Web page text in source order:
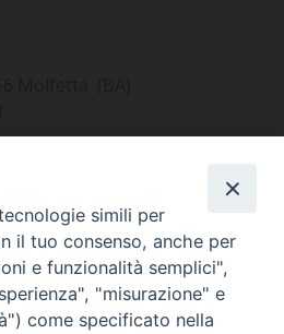
Molfetta (BA)
simili per
il tuo consenso, anche per
e funzionalità semplici",
"misurazione" e
come specificato nella